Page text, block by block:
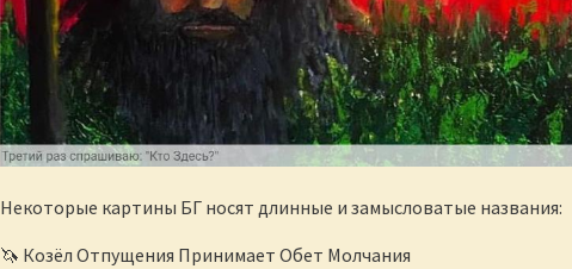
Некоторые картины БГ носят длинные и замысловатые названия:
🦄 Козёл Отпущения Принимает Обет Молчания